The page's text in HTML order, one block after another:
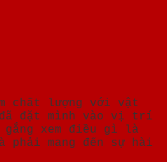
chất lượng với vật
đặt mình vào vị trí
gắng xem điều gì là
mang đến sự hài